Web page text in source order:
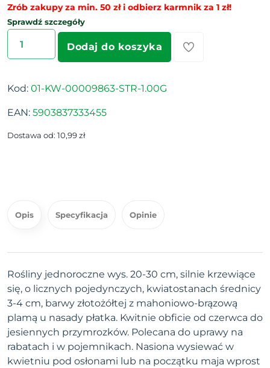
Zrób zakupy za min. 50 zł i odbierz karmnik za 1 zł!
Sprawdź szczegóły
Dodaj do koszyka
Kod: 01-KW-00009863-STR-1.00G
EAN: 5903837333455
Dostawa od: 10,99 zł
Opis Specyfikacja Opinie
Rośliny jednoroczne wys. 20-30 cm, silnie krzewiące
się, o licznych pojedynczych, kwiatostanach średnicy
3-4 cm, barwy złotożółtej z mahoniowo-brązową
plamą u nasady płatka. Kwitnie obficie od czerwca do
jesiennych przymrozków. Polecana do uprawy na
rabatach i w pojemnikach. Nasiona wysiewać w
kwietniu pod osłonami lub na początku maja wprost